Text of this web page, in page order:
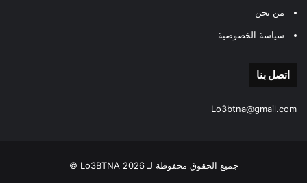
من نحن
سياسة الخصوصية
اتصل بنا
Lo3btna@gmail.com
جميع الحقوق محفوظة لـ Lo3BTNA 2026 ©